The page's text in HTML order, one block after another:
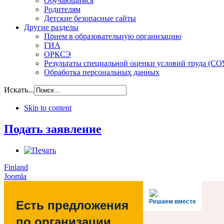
Родителям
Детские безопасные сайты
Другие разделы
Прием в образовательную организацию
ГИА
ОРКСЭ
Результаты специальной оценки условий труда
Обработка персональных данных
Искать...
Skip to content
Подать заявление
Finland
Joomla
Решаем вместе
Есть предложения